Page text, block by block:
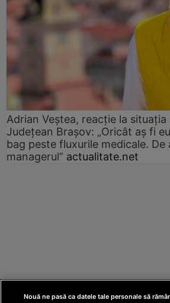
Adrian Veștea, reacție la
Județean Brașov: „Oricât aș fi
bag peste fluxurile medicale.
managerul” actualitate.net
Nouă ne pasă ca datele tale personale să